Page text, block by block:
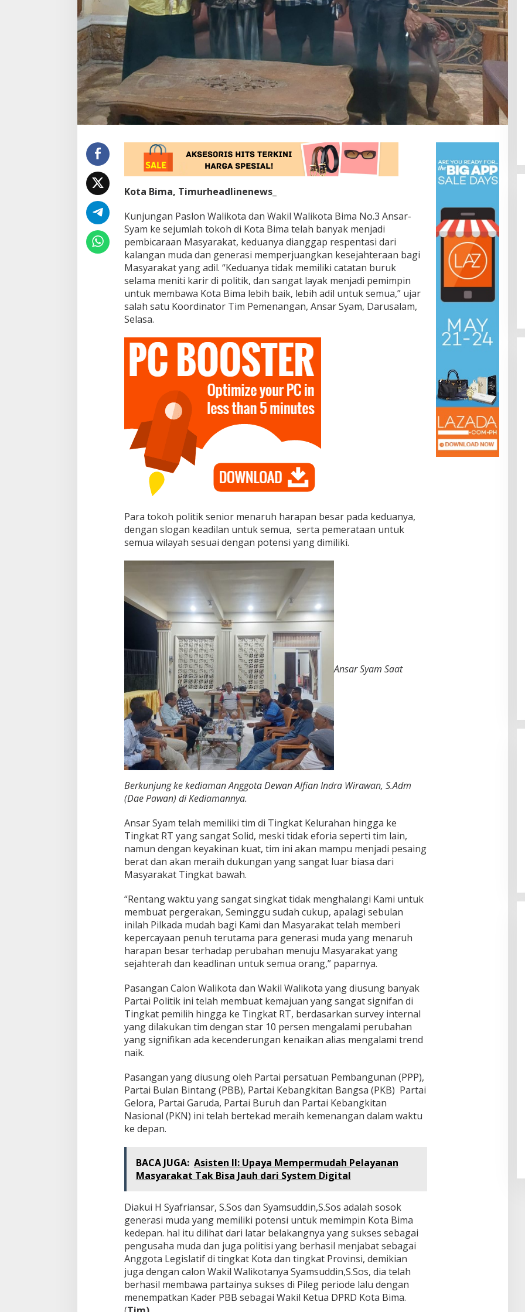
a
l
i
k
i
B
a
s
i
l
d
i
n
g
g
a
k
T
i
n
a
Kota Bima, Timurheadlinenews_
Kunjungan Paslon Walikota dan Wakil Walikota Bima No.3 Ansar-
Syam ke sejumlah tokoh di Kota Bima telah banyak menjadi
pembicaraan Masyarakat, keduanya dianggap respentasi dari
kalangan muda dan generasi memperjuangkan kesejahteraan bagi
Masyarakat yang adil. “Keduanya tidak memiliki catatan buruk
selama meniti karir di politik, dan sangat layak menjadi pemimpin
untuk membawa Kota Bima lebih baik, lebih adil untuk semua,” ujar
salah satu Koordinator Tim Pemenangan, Ansar Syam, Darusalam,
Selasa.
Para tokoh politik senior menaruh harapan besar pada keduanya,
dengan slogan keadilan untuk semua, serta pemerataan untuk
semua wilayah sesuai dengan potensi yang dimiliki.
Ansar Syam Saat
Berkunjung ke kediaman Anggota Dewan Alfian Indra Wirawan, S.Adm
(Dae Pawan) di Kediamannya.
Ansar Syam telah memiliki tim di Tingkat Kelurahan hingga ke
Tingkat RT yang sangat Solid, meski tidak eforia seperti tim lain,
namun dengan keyakinan kuat, tim ini akan mampu menjadi pesaing
berat dan akan meraih dukungan yang sangat luar biasa dari
Masyarakat Tingkat bawah.
“Rentang waktu yang sangat singkat tidak menghalangi Kami untuk
membuat pergerakan, Seminggu sudah cukup, apalagi sebulan
inilah Pilkada mudah bagi Kami dan Masyarakat telah memberi
kepercayaan penuh terutama para generasi muda yang menaruh
harapan besar terhadap perubahan menuju Masyarakat yang
sejahterah dan keadlinan untuk semua orang,” paparnya.
Pasangan Calon Walikota dan Wakil Walikota yang diusung banyak
Partai Politik ini telah membuat kemajuan yang sangat signifan di
Tingkat pemilih hingga ke Tingkat RT, berdasarkan survey internal
yang dilakukan tim dengan star 10 persen mengalami perubahan
yang signifikan ada kecenderungan kenaikan alias mengalami trend
naik.
Pasangan yang diusung oleh Partai persatuan Pembangunan (PPP),
Partai Bulan Bintang (PBB), Partai Kebangkitan Bangsa (PKB) Partai
Gelora, Partai Garuda, Partai Buruh dan Partai Kebangkitan
Nasional (PKN) ini telah bertekad meraih kemenangan dalam waktu
ke depan.
BACA JUGA: Asisten II: Upaya Mempermudah Pelayanan
Masyarakat Tak Bisa Jauh dari System Digital
Diakui H Syafriansar, S.Sos dan Syamsuddin,S.Sos adalah sosok
generasi muda yang memiliki potensi untuk memimpin Kota Bima
kedepan. hal itu dilihat dari latar belakangnya yang sukses sebagai
pengusaha muda dan juga politisi yang berhasil menjabat sebagai
Anggota Legislatif di tingkat Kota dan tingkat Provinsi, demikian
juga dengan calon Wakil Walikotanya Syamsuddin,S.Sos, dia telah
berhasil membawa partainya sukses di Pileg periode lalu dengan
menempatkan Kader PBB sebagai Wakil Ketua DPRD Kota Bima.
Dr. Syarif Ahmad M.Si : Banyak
Karya Inovasi Pendidikan di BRIDA
Layak Mendapat Atensi dan Perlu
Difasilitasi Pemerintah
Di Pendidikan November 13, 2025